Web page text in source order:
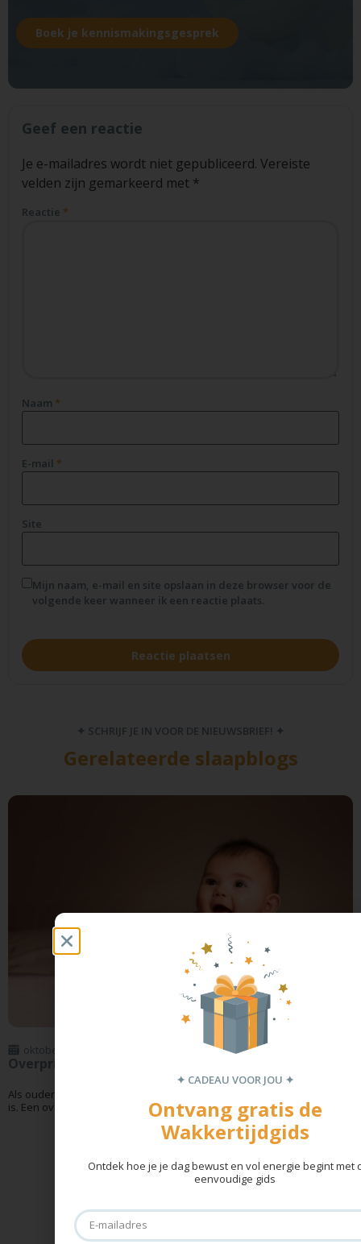
Boek je kennismakingsgesprek
Geef een reactie
Je e-mailadres wordt niet gepubliceerd. Vereiste
velden zijn gemarkeerd met *
Reactie *
Naam *
E-mail *
Site
Mijn naam, e-mail en site opslaan in deze browser voor de
volgende keer wanneer ik een reactie plaats.
✦ SCHRIJF JE IN VOOR DE NIEUWSBRIEF! ✦
Gerelateerde slaapblogs
Overprikkelde baby
oktober 23, 2025
Als ouder is het belangrijk om te weten wanneer je baby overprikkeld
is. Een overprikkelde baby kan zich...
✦ CADEAU VOOR JOU ✦
Ontvang gratis de
Wakkertijdgids
Ontdek hoe je je dag bewust en vol energie begint met
eenvoudige gids